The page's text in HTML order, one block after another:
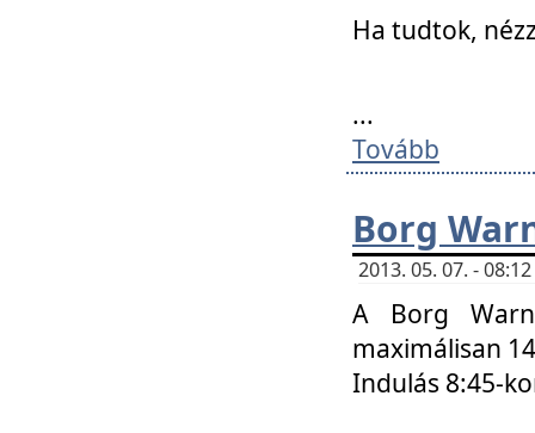
Ha tudtok,
...
Tovább
Borg
2013. 05. 07. -
A Borg
maximálisan
Indulás 8:45-